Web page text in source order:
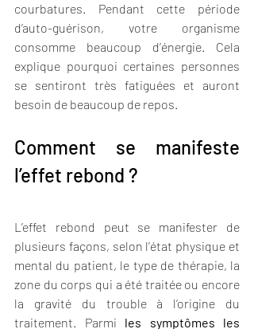
courbatures. Pendant cette période
d’auto-guérison, votre organisme
consomme beaucoup d’énergie. Cela
explique pourquoi certaines personnes
se sentiront très fatiguées et auront
besoin de beaucoup de repos.
Comment se manifeste
l’effet rebond ?
L’effet rebond peut se manifester de
plusieurs façons, selon l’état physique et
mental du patient, le type de thérapie, la
zone du corps qui a été traitée ou encore
la gravité du trouble à l’origine du
traitement. Parmi les symptômes les